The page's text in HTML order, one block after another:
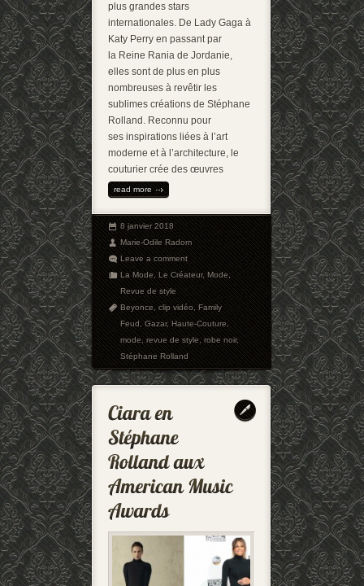
plus grandes stars
internationales. De Lady Gaga à
Katy Perry en passant par
la Reine Rania de Jordanie,
elles sont de plus en plus
nombreuses à revêtir les
sublimes créations de Stéphane
Rolland. Reconnu pour
ses inspirations liées à l’art
moderne et à l’architecture, le
couturier crée des œuvres
read more
8 janvier 2018
Marie-Odile Radom
Leave a comment
La Mode,Le Créateur,Mode,
Revue de style
Beyonce,clip vidéo,Family
Feud,Gazar,Haute-Couture,
mode,revue de style,robe noir,
Stéphane Rolland